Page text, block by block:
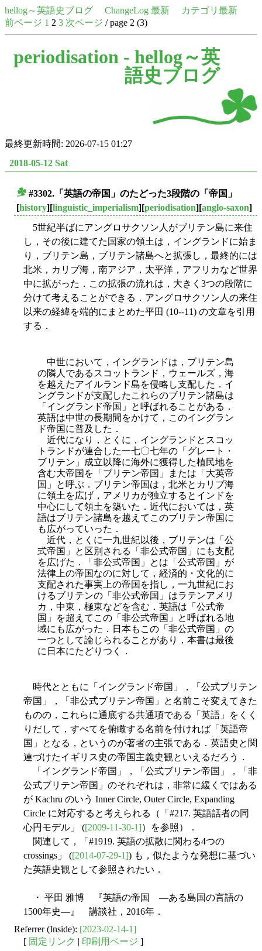
hellog～英語史ブログ ChangeLog 最新
カテゴリ最新
前ページ 1 2 3 次ページ / page 2 (3)
periodisation - hellog～英
語史ブログ
最終更新時間: 2026-07-15 01:27
2018-05-12 Sat
#3302.「英語の帝国」のたどった3段階の「帝国」
[history][linguistic_imperialism][periodisation][anglo-saxon]
5世紀半ばにアングロサクソン人がブリテン島に来住
し，その後に建てた国家の領土は，イングランドに始ま
り，ブリテン島，ブリテン諸島へと拡張し，最終的には
北米，カリブ海，南アジア，太平洋，アフリカなど世界
中に拡がった．この拡張の流れは，大きく3つの段階に
分けて考えることができる．アングロサクソン人の来住
以来の経緯を端的にまとめた平田 (10--11) の文章を引用
する．
中世において，イングランドは，ブリテン島
の隣人であるスコットランド，ウェールズ，海
を越え たアイルランド島を侵略し支配した．イ
ングランドが支配したこれらのブリテン諸島は
「イングランド帝国」と呼ばれることがある．
英語は中世の長期間をかけて，このイングラン
ド帝国に普及した．
近代になり，とくに，イングランドとスコッ
トランドが連合した一七〇七年の「グレート・
ブリテン」成立以降に海外に獲得した植民地を
含む大帝国を「ブリテン帝国」または「大英帝
国」と呼ぶ．ブリテン帝国は，北米とカリブ海
に領土を広げ，アメリカが独立するとインドを
中心にして領土を築いた．近代においては，英
語はブリテン諸島を越えてこのブリテン帝国に
も広がっていった．
近代，とくに一九世紀以後，ブリテンは「公
式帝国」と区別される「非公式帝国」にも支配
を広げた．「非公式帝国」とは「公式帝国」が
法律上の帝国なのに対して，経済的・文化的に
支配された事実上の帝国を指し，一九世紀にお
けるブリテンの「非公式帝国」はラテンアメリ
カ，中東，極東などを含む．英語は「公式帝
国」を超えてこの「非公式帝国」と呼ばれる地
域にも広がった．日本もこの「非公式帝国」の
一つとして論じられることがあり，本書は最後
に日本にたどりつく．
時代とともに「イングランド帝国」，「公式ブリテン
帝国」，「非公式ブリテン帝国」と名前こそ変えてきた
ものの，これらに通底する共通項である「英語」をくく
りだして，すべてを俯瞰する名前を付ければ「英語帝
国」となる，というのが著者の主張である．英語史と関
連づけたイギリス史の帝国主義史観といえるだろう．
「イングランド帝国」，「公式ブリテン帝国」，「非
公式ブリテン帝国」のそれぞれは，非常に緩くではある
が Kachru のいう Inner Circle, Outer Circle, Expanding
Circle に対応すると考えられる（「#217. 英語話者の同
心円モデル」 ([2009-11-30-1]）を参照）．
関連して，「#1919. 英語の拡散に関わる4つの
crossings」 ([2014-07-29-1]) も，似たような発想に基づい
た英語史観として参照されたい．
・ 平田 雅博 『英語の帝国 ―ある島国の言語の
1500年史―』 講談社，2016年．
Referrer (Inside): [2023-02-14-1]
[ 固定リンク | 印刷用ページ ]